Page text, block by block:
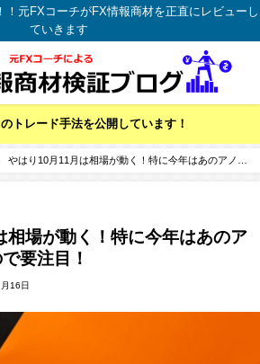
！元FXコーチがFX情報商材を正直にレビューし
ていきます
トレード手法を公開しています！
やはり10月11月は相場が動く！特に今年はあのアノマ
相場が動く！特に今年はあのア
要注目！
16日